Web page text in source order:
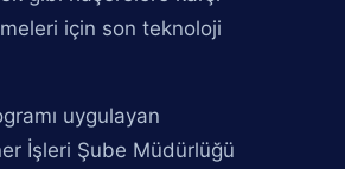
için son teknoloji
uygulayan
İşleri Şube Müdürlüğü